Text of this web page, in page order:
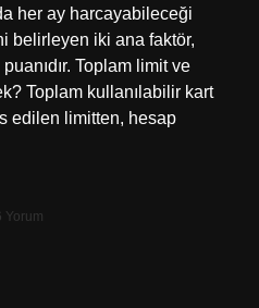
her ay harcayabileceği
belirleyen iki ana faktör,
Toplam limit ve
Toplam kullanılabilir kart
edilen limitten, hesap
Yorum